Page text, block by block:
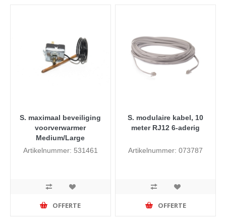
S. maximaal beveiliging
voorverwarmer
Medium/Large
Artikelnummer: 531461
OFFERTE
S. modulaire kabel, 10
meter RJ12 6-aderig
Artikelnummer: 073787
OFFERTE